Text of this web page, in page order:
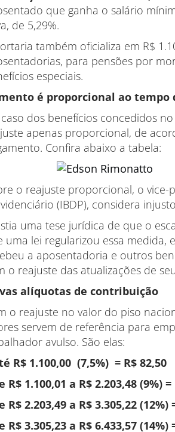
que ganha o salário
de 5,29%.
também oficializa em R$
para pensões por
especiais.
é proporcional ao tempo
dos benefícios concedidos
apenas proporcional, de
Confira abaixo a tabela:
o reajuste proporcional, o
(IBDP), considera
uma tese jurídica de que o
uma lei regularizou essa medida,
a aposentadoria e outros
o reajuste das atualizações de
alíquotas de contribuição
o reajuste no valor do piso
servem de referência para
avulso. São elas:
R$ 1.100,00 (7,5%) = R$ 82,50
R$ 1.100,01 a R$ 2.203,48 (9%)
R$ 2.203,49 a R$ 3.305,22 (12%)
R$ 3.305,23 a R$ 6.433,57 (14%)